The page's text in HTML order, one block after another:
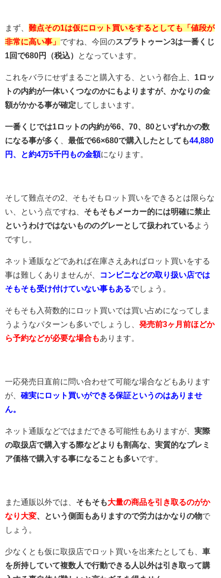
まず、 難点その1は仮にロット買いをするとしても「値段が
非常に高い事」 ですね、今回のスプラトゥーン3は一番くじ
1回で680円（税込）
となっています。
これをバラにせずまるごと購入する、という都合上、 1ロッ
トの内約が一体いくつなのかにもよりますが、かなりの金
額がかかる事が確定 してしまいます。
一番くじでは1ロットの内約が66、70、80といずれかの数
になる事が多く
最低で66×680で購入したとしても44,880
円、と約4万5千円もの金額になります。
そして難点その2、そもそもロット買いをできるとは限らな
い、という点ですね、 そもそもメーカー的には明確に禁止
というわけではないもののグレーとして扱われているよう
ですし。
ネット通販などであれば在庫さえあればロット買いをする
事は難しくありませんが、
コンビニなどの取り扱い店では
そもそも受け付けていない事もあるでしょう。
そもそも入荷数的にロット買いでは買い占めになってしま
うようなパターンも多いでしょうし、 発売前3ヶ月前ほどか
ら予約などが必要な場合もあります。
一応発売日直前に問い合わせて可能な場合などもあります
が、 確実にロット買いができる保証というのはありませ
ん。
ネット通販などではまだできる可能性もありますが、 実際
の取扱店で購入する際などよりも割高な、実質的なプレミ
ア価格で購入する事になることも多いです。
また通販以外では、 そもそも大量の商品を引き取るのがか
なり大変、という側面もありますので労力はかなりの物で
しょう。
少なくとも仮に取扱店でロット買いを出来たとしても、 車
を所持していて複数人で行動できる人以外は引き取って購